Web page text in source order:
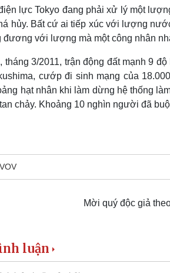
lực Tokyo đang phải xử lý một
hủy. Bất cứ ai tiếp xúc với lượng
với lượng mà một công nhân
tháng 3/2011, trận động đất mạnh 9
cướp đi sinh mạng của
hạt nhân khi làm dừng hệ thống
chảy. Khoảng 10 nghìn người đã
VOV
Mời quý độc giả
luận